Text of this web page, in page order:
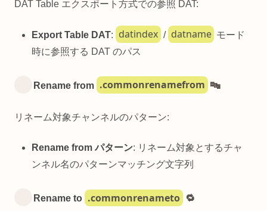
DAT Table エクスポート方式での参照 DAT:
Export Table DAT: datindex / datname モード
時に参照する DAT のパス
Rename from .commonrenamefrom 🔤
リネーム対象チャンネルのパターン:
Rename from パターン: リネーム対象とするチャ
ンネル名のパターンマッチング文字列
Rename to .commonrenameto 🔁